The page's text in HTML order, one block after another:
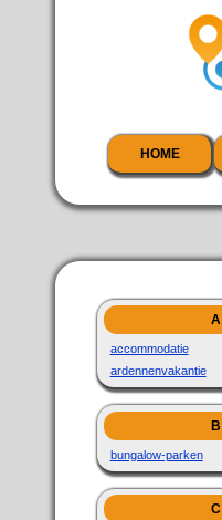
HOME
A
accommodatie
ardennenvakantie
B
bungalow-parken
C